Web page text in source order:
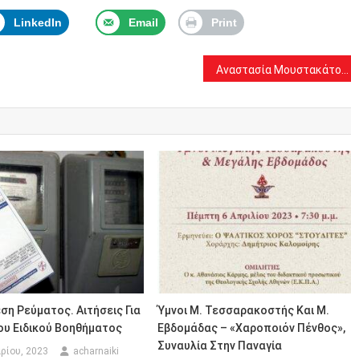
LinkedIn Email Print
Ρεύματος. Αιτήσεις Για
Ειδικού Βοηθήματος
2023 acharnaiki
Ύμνοι Μ. Τεσσαρακοστής Και Μ.
Εβδομάδας – «Χαροποιόν Πένθος»,
Συναυλία Στην Παναγία